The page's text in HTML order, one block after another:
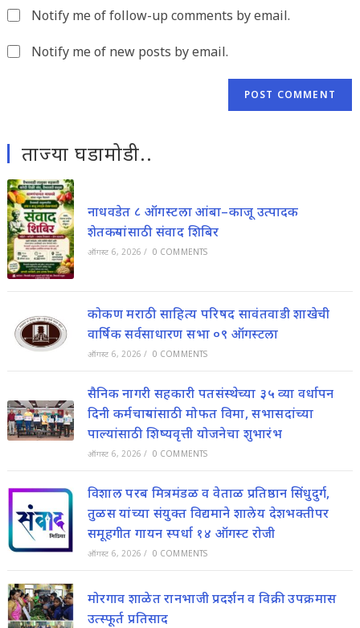
URL
Notify me of follow-up comments by email.
Notify me of new posts by email.
ताज्या घडामोडी..
नाधवडेत ८ ऑगस्टला आंबा–काजू उत्पादक
शेतकऱ्यांसाठी संवाद शिबिर
ऑगस्ट 6, 2026 / 0 COMMENTS
कोकण मराठी साहित्य परिषद सावंतवाडी शाखेची
वार्षिक सर्वसाधारण सभा ०९ ऑगस्टला
ऑगस्ट 6, 2026 / 0 COMMENTS
सैनिक नागरी सहकारी पतसंस्थेच्या ३५ व्या वर्धापन
दिनी कर्मचाऱ्यांसाठी मोफत विमा, सभासदांच्या
पाल्यांसाठी शिष्यवृत्ती योजनेचा शुभारंभ
ऑगस्ट 6, 2026 / 0 COMMENTS
विशाल परब मित्रमंडळ व वेताळ प्रतिष्ठान सिंधुदुर्ग,
तुळस यांच्या संयुक्त विद्यमाने शालेय देशभक्तीपर
समूहगीत गायन स्पर्धा १४ ऑगस्ट रोजी
ऑगस्ट 6, 2026 / 0 COMMENTS
मोरगाव शाळेत रानभाजी प्रदर्शन व विक्री उपक्रमास
उत्स्फूर्त प्रतिसाद